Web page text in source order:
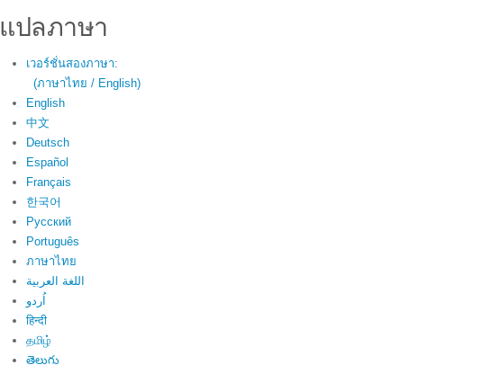
แปลภาษา
เวอร์ชั่นสองภาษา:
(ภาษาไทย / English)
English
中文
Deutsch
Español
Français
한국어
Русский
Português
ภาษาไทย
اللغة العربية
اُردو
हिन्दी
தமிழ்
తెలుగు